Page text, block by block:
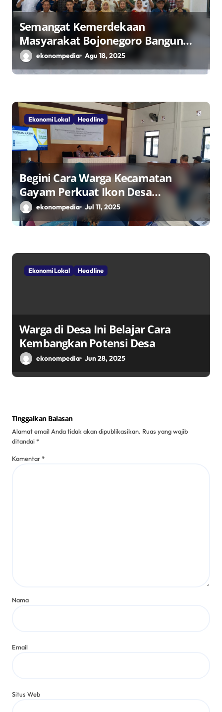
Semangat Kemerdekaan
Masyarakat Bojonegoro Bangun
Desa Mandiri Ekonomi
ekonompedia Agu 18, 2025
Ekonomi Lokal Headline
Begini Cara Warga Kecamatan
Gayam Perkuat Ikon Desa
Penggerak Ekonomi Lokal Melalui
TPID
ekonompedia Jul 11, 2025
Ekonomi Lokal Headline
Warga di Desa Ini Belajar Cara
Kembangkan Potensi Desa
ekonompedia Jun 28, 2025
Tinggalkan Balasan
Alamat email Anda tidak akan dipublikasikan. Ruas yang wajib
ditandai*
Komentar*
Nama
Email
Situs Web